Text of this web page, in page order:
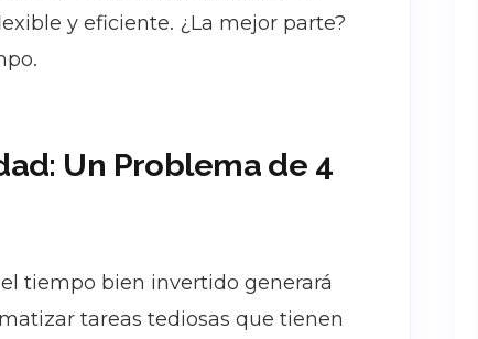
y eficiente. ¿La mejor parte?
Un Problema de 4
tiempo bien invertido generará
tareas tediosas que tienen